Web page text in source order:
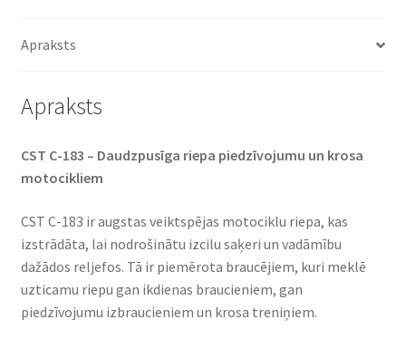
Apraksts
Apraksts
CST C-183 – Daudzpusīga riepa piedzīvojumu un krosa
motocikliem​
CST C-183 ir augstas veiktspējas motociklu riepa, kas
izstrādāta, lai nodrošinātu izcilu saķeri un vadāmību
dažādos reljefos. Tā ir piemērota braucējiem, kuri meklē
uzticamu riepu gan ikdienas braucieniem, gan
piedzīvojumu izbraucieniem un krosa treniņiem.​